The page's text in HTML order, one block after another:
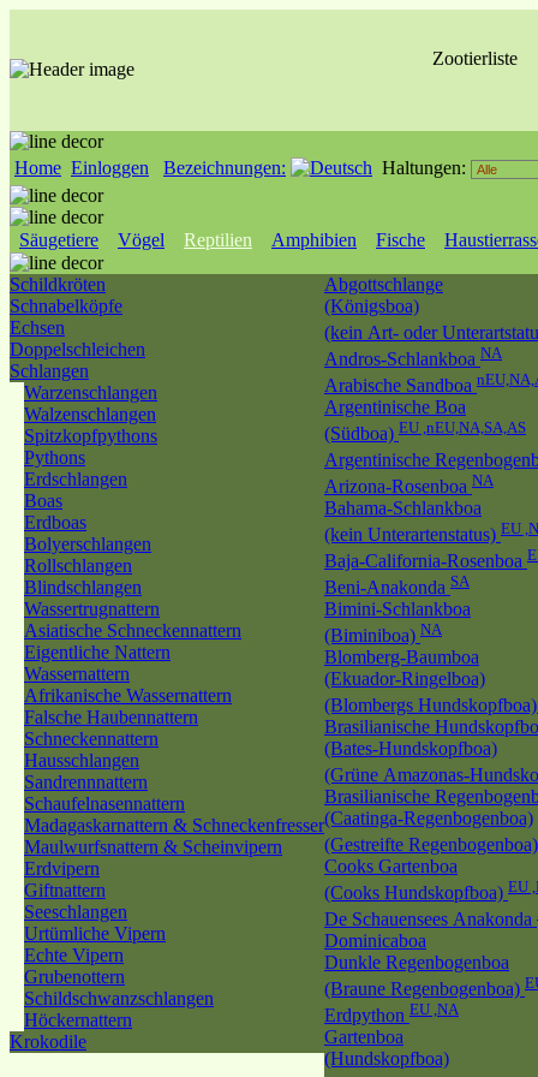
Zootierliste
Home Einloggen Bezeichnungen: Haltungen:
Säugetiere Vögel Reptilien Amphibien Fische
Schildkröten
Schnabelköpfe
Echsen
Doppelschleichen
Schlangen
Warzenschlangen
Walzenschlangen
Spitzkopfpythons
Pythons
Erdschlangen
Boas
Erdboas
Bolyerschlangen
Rollschlangen
Blindschlangen
Wassertrugnattern
Asiatische Schneckennattern
Eigentliche Nattern
Wassernattern
Afrikanische Wassernattern
Falsche Haubennattern
Schneckennattern
Hausschlangen
Sandrennnattern
Schaufelnasennattern
Madagaskarnattern & Schneckenfresser
Maulwurfsnattern & Scheinvipern
Erdvipern
Giftnattern
Seeschlangen
Urtümliche Vipern
Echte Vipern
Grubenottern
Schildschwanzschlangen
Höckernattern
Krokodile
Abgottschlange
(Königsboa)
(kein Art- oder
Andros-Schlankboa NA
Arabische Sandboa
Argentinische Boa
(Südboa) EU ,nEU,NA,SA,AS
Argentinische
Arizona-Rosenboa NA
Bahama-Schlankboa
(kein Unterartenstatus) EU
Baja-California-Rosenboa
Beni-Anakonda SA
Bimini-Schlankboa
(Biminiboa) NA
Blomberg-Baumboa
(Ekuador-Ringelboa)
(Blombergs
Brasilianische
(Bates-Hundskopfboa)
(Grüne Amazonas-
Brasilianische
(Caatinga-Regenbogenboa)
(Gestreifte
Cooks Gartenboa
(Cooks Hundskopfboa) EU
De Schauensees Anakonda
Dominicaboa
Dunkle Regenbogenboa
(Braune Regenbogenboa)
Erdpython EU ,NA
Gartenboa
(Hundskopfboa)